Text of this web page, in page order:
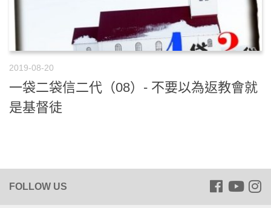
2019-08-20
一袋二袋信二代（08）- 不要以為返教會就
是基督徒